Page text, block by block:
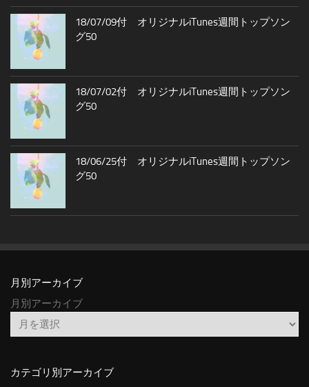
18/07/09付 オリジナルiTunes週間トップソン
グ50
18/07/02付 オリジナルiTunes週間トップソン
グ50
18/06/25付 オリジナルiTunes週間トップソン
グ50
月別アーカイブ
月別アーカイブ
カテゴリ別アーカイブ